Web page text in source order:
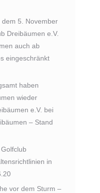
dem 5. November
Dreibäumen e.V.
auch ab
eingeschränkt
haben
wieder
e.V. bei
– Stand
in
vor dem Sturm –